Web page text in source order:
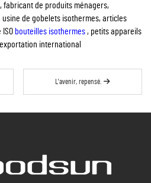
fabricant de produits ménagers,
de gobelets isothermes, articles
bouteilles isothermes , petits appareils
international
L'avenir, repensé.